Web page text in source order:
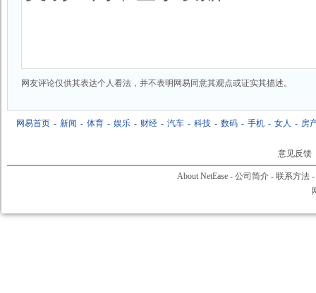
网友评论仅供其表达个人看法，并不表明网易同意其观点或证实其描述。
网易首页 - 新闻 - 体育 - 娱乐 - 财经 - 汽车 - 科技 - 数码 - 手机 - 女人 - 房
意见反馈
About NetEase - 公司简介 - 联系方法 -